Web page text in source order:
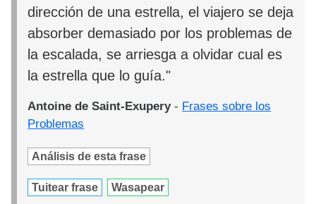
dirección de una estrella, el viajero se deja
absorber demasiado por los problemas de
la escalada, se arriesga a olvidar cual es
la estrella que lo guía."
Antoine de Saint-Exupery- Frases sobre los
Problemas
Análisis de esta frase
Tuitear frase Wasapear